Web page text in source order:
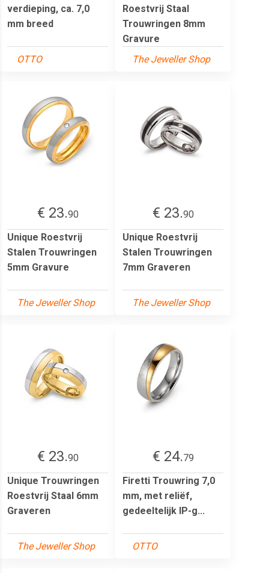
verdieping, ca. 7,0
mm breed
OTTO
Roestvrij Staal
Trouwringen 8mm
Gravure
The Jeweller Shop
€ 23.90
Unique Roestvrij
Stalen Trouwringen
5mm Gravure
The Jeweller Shop
€ 23.90
Unique Roestvrij
Stalen Trouwringen
7mm Graveren
The Jeweller Shop
€ 23.90
Unique Trouwringen
Roestvrij Staal 6mm
Graveren
The Jeweller Shop
€ 24.79
Firetti Trouwring 7,0
mm, met reliëf,
gedeeltelijk IP-g...
OTTO